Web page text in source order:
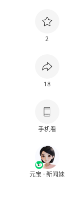
2
18
手机看
元宝 · 新闻妹